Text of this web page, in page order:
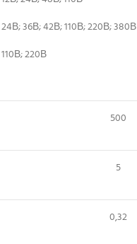
24В; 36В; 42В; 110В; 220В; 380В
110В; 220В
500
5
0,32